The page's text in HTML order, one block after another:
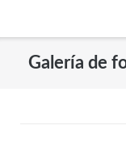
Galería de